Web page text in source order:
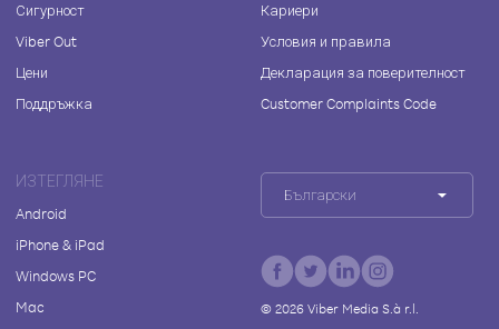
Сигурност
Viber Out
Цени
Поддръжка
Кариери
Условия и правила
Декларация за поверителност
Customer Complaints Code
ИЗТЕГЛЯНЕ
Android
iPhone & iPad
Windows PC
Mac
Български
© 2026Viber Media S.à r.l.